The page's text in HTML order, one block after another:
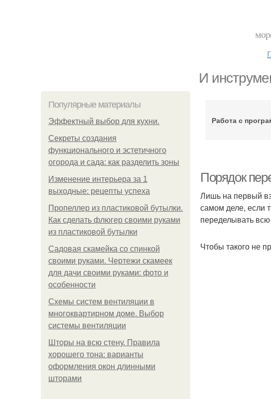
И
Популярные материалы
Эффектный выбор для кухни.
Секреты создания
функционального и эстетичного
огорода и сада: как разделить зоны
Изменение интерьера за 1
выходные: рецепты успеха
Пропеллер из пластиковой бутылки.
Как сделать флюгер своими руками
из пластиковой бутылки
Садовая скамейка со спинкой
своими руками. Чертежи скамеек
для дачи своими руками: фото и
особенности
Схемы систем вентиляции в
многоквартирном доме. Выбор
системы вентиляции
Шторы на всю стену. Правила
хорошего тона: варианты
оформления окон длинными
шторами
Работа с
Порядок
Лишь на первый
самом деле, если
переделывать всю
Чтобы такого не